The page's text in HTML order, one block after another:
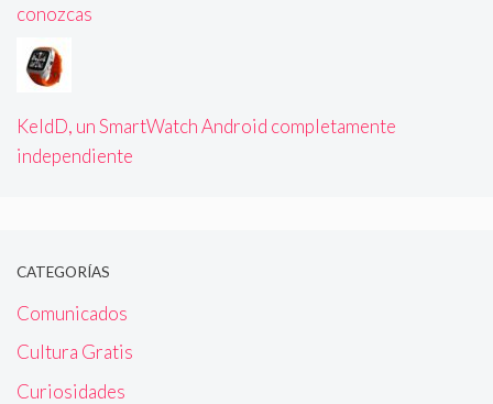
conozcas
KeldD, un SmartWatch Android completamente
independiente
CATEGORÍAS
Comunicados
Cultura Gratis
Curiosidades